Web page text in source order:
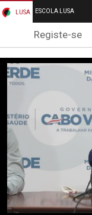
LUSA ESCOLA LUSA
Registe-se